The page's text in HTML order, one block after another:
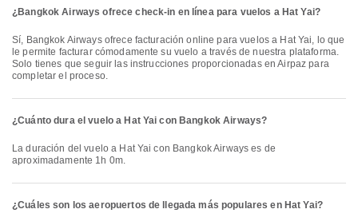
¿Bangkok Airways ofrece check-in en línea para vuelos a Hat Yai?
Sí, Bangkok Airways ofrece facturación online para vuelos a Hat Yai, lo que
le permite facturar cómodamente su vuelo a través de nuestra plataforma.
Solo tienes que seguir las instrucciones proporcionadas en Airpaz para
completar el proceso.
¿Cuánto dura el vuelo a Hat Yai con Bangkok Airways?
La duración del vuelo a Hat Yai con Bangkok Airways es de
aproximadamente 1h 0m.
¿Cuáles son los aeropuertos de llegada más populares en Hat Yai?